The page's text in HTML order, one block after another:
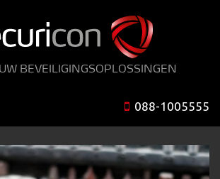
BEVEILIGINGSOPLOSSINGEN
088-1005555